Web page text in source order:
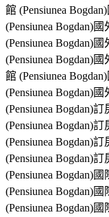
館 (Pensiunea
(Pensiunea Bogdan)
(Pensiunea Bogdan)
(Pensiunea Bogdan)
館 (Pensiunea
(Pensiunea Bogdan)
(Pensiunea Bogdan)
(Pensiunea Bogdan)
(Pensiunea Bogdan)
(Pensiunea Bogdan)
(Pensiunea Bogdan)
(Pensiunea Bogdan)
(Pensiunea Bogdan)